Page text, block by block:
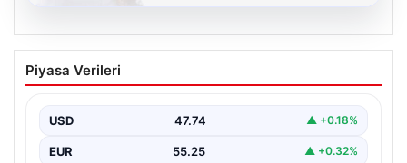
Kelebek.Org İle Sanal İletişimin Seviyeli
Adresi Ve Sohbet Deneyimi
iletişim kurması ciddi bir değer taşımaktadır. Halen
pek…
Piyasa Verileri
USD 47.74 ▲ +0.18%
EUR 55.25 ▲ +0.32%